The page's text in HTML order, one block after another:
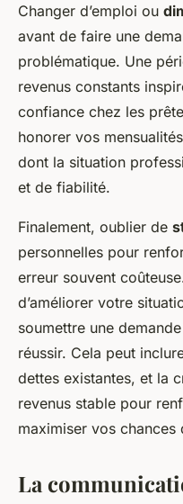
Changer d’emploi ou
avant de faire une
problématique. Une
revenus constants
confiance chez les
honorer vos
dont la situation
et de fiabilité.
Finalement, oublier de
personnelles pour
erreur souvent
d’améliorer votre
soumettre une
réussir. Cela peut
dettes existantes, et la
revenus stable pour
maximiser vos chances
La